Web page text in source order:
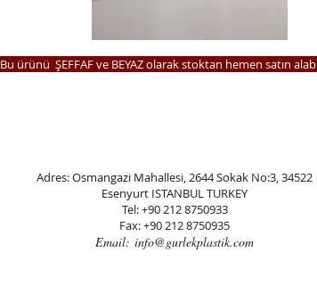
Bu ürünü ŞEFFAF ve BEYAZ olarak stoktan hemen satın
Adres: Osmangazi Mahallesi, 2644 Sokak No:3, 34522
Esenyurt ISTANBUL TURKEY
Tel: +90 212 8750933
Fax: +90 212 8750935
Email: info@gurlekplastik.com